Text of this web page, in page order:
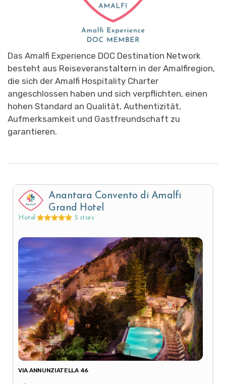
Das Amalfi Experience DOC Destination Network
besteht aus Reiseveranstaltern in der Amalfiregion,
die sich der Amalfi Hospitality Charter
angeschlossen haben und sich verpflichten, einen
hohen Standard an Qualität, Authentizität,
Aufmerksamkeit und Gastfreundschaft zu
garantieren.
Anantara Convento di Amalfi
Grand Hotel
Hotel 5 stars
VIA ANNUNZIATELLA 46